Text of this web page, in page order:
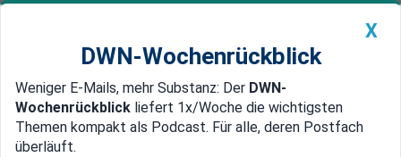
Newsticker MEIN DWN: Geldanlage Premium
Edelmetalle DWN-Magazin China
X
DWN-Wochenrückblick
Weniger E-Mails, mehr Substanz: Der DWN-
Wochenrückblick liefert 1x/Woche die wichtigsten
Themen kompakt als Podcast. Für alle, deren Postfach
überläuft.